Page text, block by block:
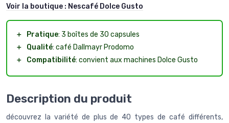
Voir la boutique : Nescafé Dolce Gusto
＋ Pratique: 3 boîtes de 30 capsules
＋
Qualité: café Dallmayr Prodomo
＋
Compatibilité: convient aux machines Dolce Gusto
Description du produit
découvrez la variété de plus de 40 types de café différents,